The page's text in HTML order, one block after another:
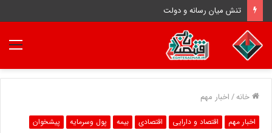
تنش میان رسانه و دولت
منو
خانه/اخبار مهم
اخبار مهم اقتصاد و دارایی اقتصادی بیمه پول وسرمایه پیشخوان